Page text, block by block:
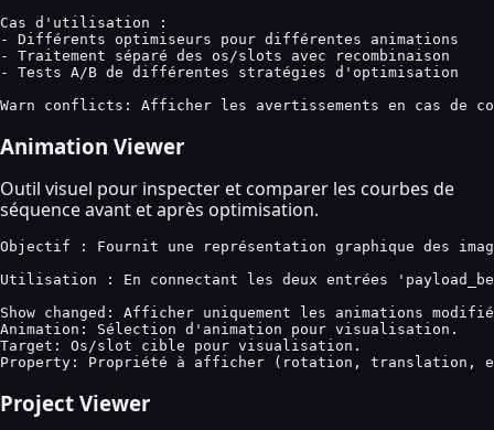
Cas d'utilisation :
- Différents optimiseurs pour différentes animations
- Traitement séparé des os/slots avec recombinaison
- Tests A/B de différentes stratégies d'optimisation
Warn conflicts: Afficher les avertissements en cas de
Animation Viewer
Outil visuel pour inspecter et comparer les courbes de
séquence avant et après optimisation.
Objectif : Fournit une représentation graphique des
Utilisation : En connectant les deux entrées
Show changed: Afficher uniquement les animations
Animation: Sélection d'animation pour visualisation.
Target: Os/slot cible pour visualisation.
Property: Propriété à afficher (rotation, translation,
Project Viewer